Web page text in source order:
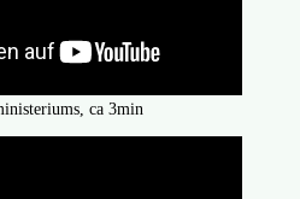
ca 3min